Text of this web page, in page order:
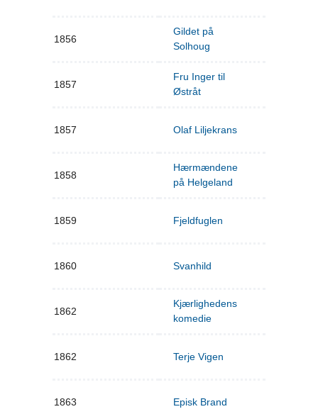
1856
Gildet på
Solhoug
1857
Fru Inger til
Østråt
1857 Olaf Liljekrans
1858
Hærmændene
på Helgeland
1859 Fjeldfuglen
1860 Svanhild
1862
Kjærlighedens
komedie
1862 Terje Vigen
1863 Episk Brand